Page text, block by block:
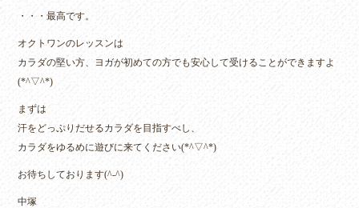
・・・最高です。
オクトワンのレッスンは
カラダの堅い方、ヨガが初めての方でも安心して受けることができますよ
(*^▽^*)
まずは
汗をどっぷりだせるカラダを目指すべし、
カラダをゆるめに遊びに来てください(*^▽^*)
お待ちしております(^-^)
中塚